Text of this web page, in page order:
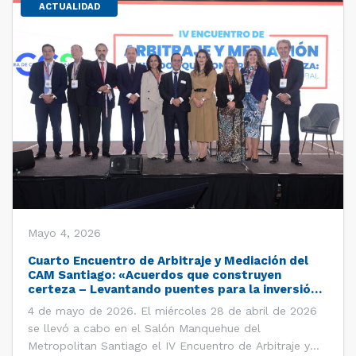
ACTUALIDAD
Mayo 4, 2026
Cuarto Encuentro de Arbitraje y Mediación del
CAM Santiago: «Acuerdos que construyen
certeza – Levantando puentes para la inversión
4 de mayo de 2026. El miércoles 28 de abril de 2026
se llevó a cabo en el Salón Manquehue del
Metropolitan Santiago el IV Encuentro de Arbitraje y